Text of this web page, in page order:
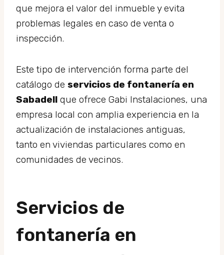
que mejora el valor del inmueble y evita
problemas legales en caso de venta o
inspección.
Este tipo de intervención forma parte del
catálogo de servicios de fontanería en
Sabadell que ofrece Gabi Instalaciones, una
empresa local con amplia experiencia en la
actualización de instalaciones antiguas,
tanto en viviendas particulares como en
comunidades de vecinos.
Servicios de
fontanería en